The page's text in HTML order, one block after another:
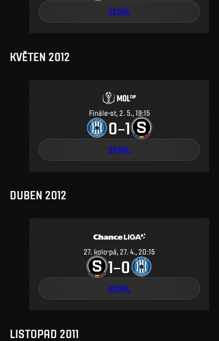
DETAIL
KVĚTEN 2012
Finále st, 2. 5., 19:15
0–1
DETAIL
DUBEN 2012
27. kolo pá, 27. 4., 20:15
1–0
DETAIL
LISTOPAD 2011